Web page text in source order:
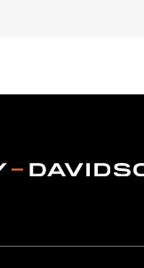
de
pour plus